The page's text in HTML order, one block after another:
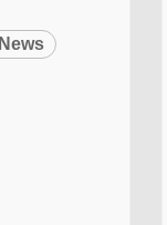
News